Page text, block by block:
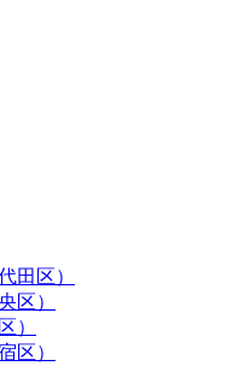
田区）
区）
）
区）